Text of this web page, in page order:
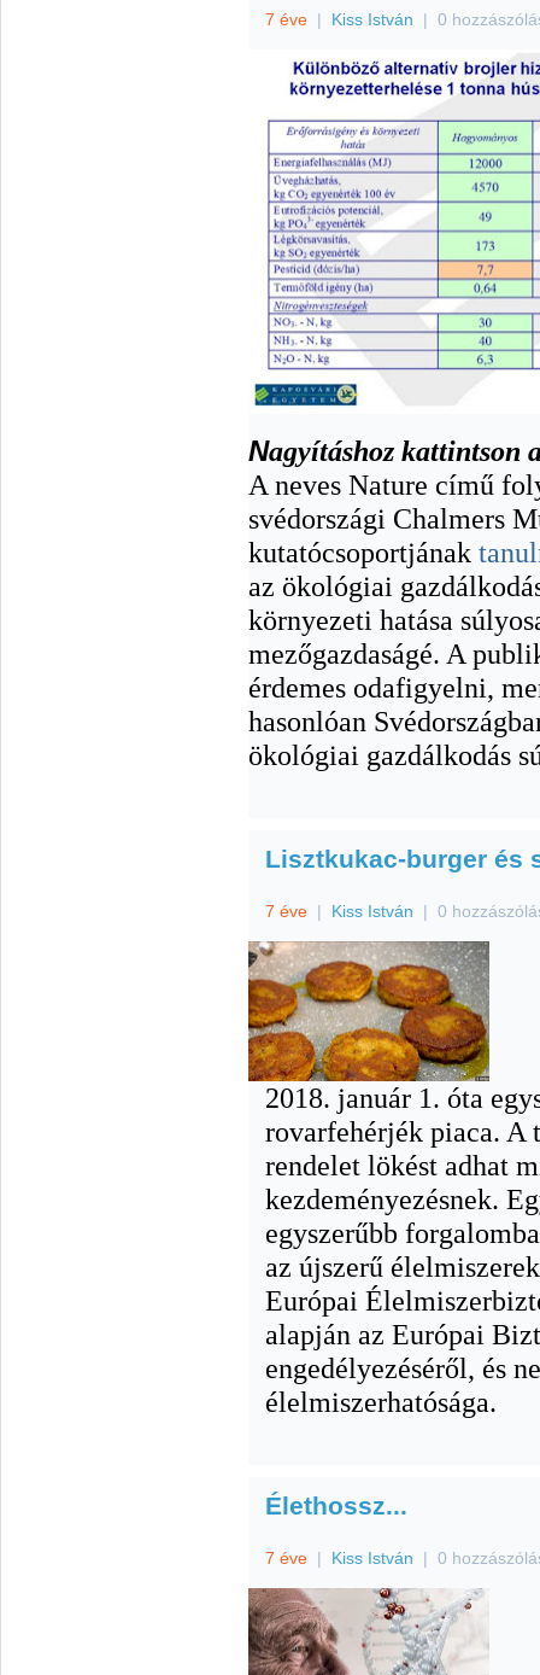
7 éve | Kiss István | 0
Nagyításhoz kattintson
A neves Nature című
svédországi Chalmers
kutatócsoportjának
az ökológiai
környezeti hatása
mezőgazdaságé. A
érdemes odafigyelni,
hasonlóan
ökológiai gazdálkodás
Lisztkukac-burger és
7 éve | Kiss István | 0
2018. január 1. óta
rovarfehérjék piaca. A
rendelet lökést adhat
kezdeményezésnek.
egyszerűbb
az újszerű
Európai
alapján az Európai
engedélyezéséről, és
élelmiszerhatósága.
Élethossz...
7 éve | Kiss István | 0